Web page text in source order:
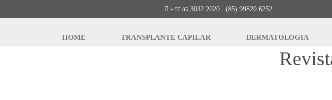
+ 55 85 3032.2020 . (85) 99820.6252
HOME TRANSPLANTE CAPILAR DERMATOLOGIA
efffffffffffffffff